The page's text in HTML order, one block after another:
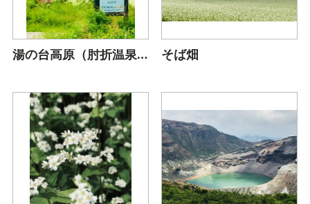
湯の台高原（肘折温泉入口） そば畑